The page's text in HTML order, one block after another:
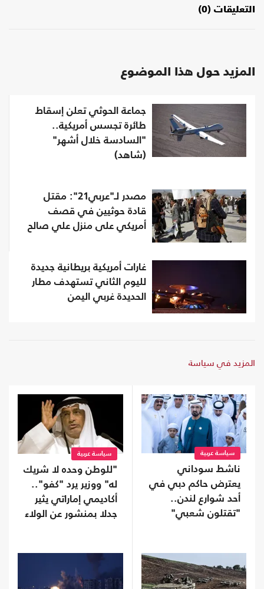
التعليقات (0)
المزيد حول هذا الموضوع
جماعة الحوثي تعلن إسقاط
طائرة تجسس أمريكية..
"السادسة خلال أشهر"
(شاهد)
مصدر لـ"عربي21": مقتل
قادة حوثيين في قصف
أمريكي على منزل علي صالح
غارات أمريكية بريطانية جديدة
لليوم الثاني تستهدف مطار
الحديدة غربي اليمن
المزيد في سياسة
سياسة عربية
ناشط سوداني
يعترض حاكم دبي في
أحد شوارع لندن..
"تقتلون شعبي"
سياسة عربية
"للوطن وحده لا شريك
له" ووزير يرد "كفو"..
أكاديمي إماراتي يثير
جدلا بمنشور عن الولاء